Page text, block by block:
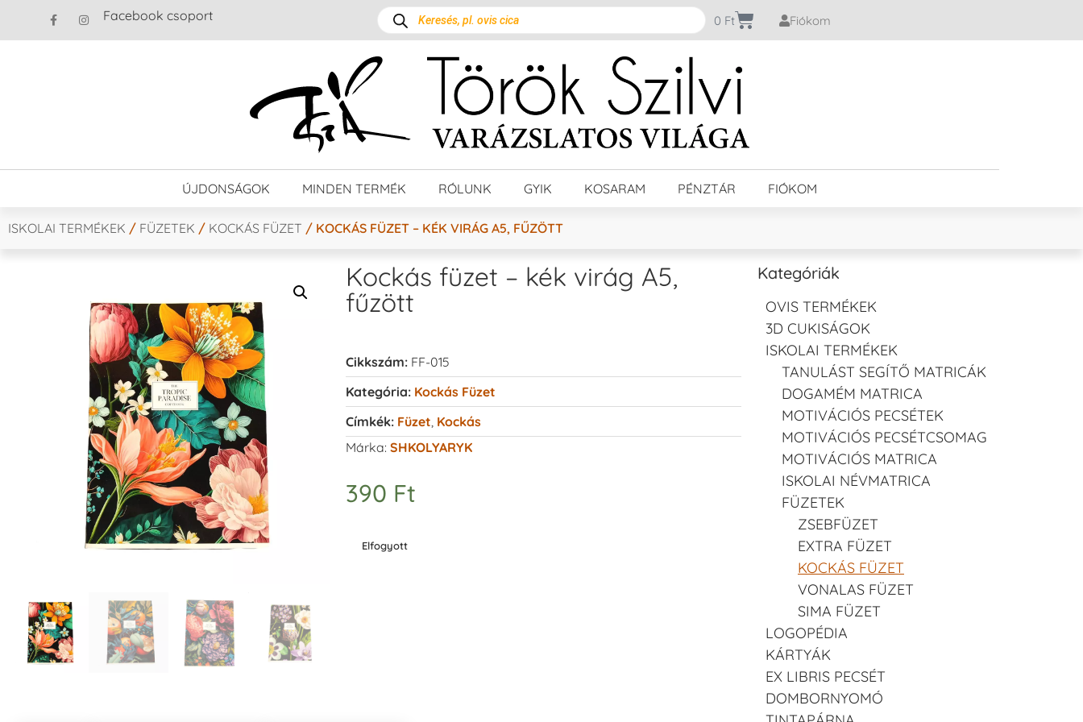
Facebook csoport 0 Ft Fiókom
ÚJDONSÁGOK MINDEN TERMÉK RÓLUNK GYIK KOSARAM PÉNZTÁR FIÓKOM
ISKOLAI TERMÉKEK / FÜZETEK / KOCKÁS FÜZET / KOCKÁS FÜZET – KÉK VIRÁG A5, FŰZÖTT
Kockás füzet – kék virág A5,
fűzött
Cikkszám: FF-015
Kategória: Kockás Füzet
Címkék: Füzet Kockás
Márka: SHKOLYARYK
390 Ft
Elfogyott
Kategóriák
OVIS TERMÉKEK
3D CUKISÁGOK
ISKOLAI TERMÉKEK
TANULÁST SEGÍTŐ MATRICÁK
DOGAMÉM MATRICA
MOTIVÁCIÓS PECSÉTEK
MOTIVÁCIÓS PECSÉTCSOMAG
MOTIVÁCIÓS MATRICA
ISKOLAI NÉVMATRICA
FÜZETEK
ZSEBFÜZET
EXTRA FÜZET
KOCKÁS FÜZET
VONALAS FÜZET
SIMA FÜZET
LOGOPÉDIA
KÁRTYÁK
EX LIBRIS PECSÉT
DOMBORNYOMÓ